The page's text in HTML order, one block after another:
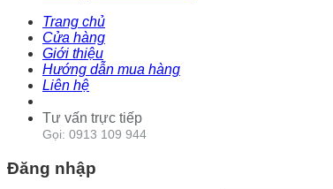
Trang chủ
Cửa hàng
Giới thiệu
Hướng dẫn mua hàng
Liên hệ
Tư vấn trực tiếp
Gọi: 0913 109 944
Đăng nhập